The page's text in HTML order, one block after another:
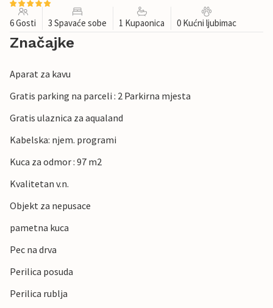
6 Gosti 3 Spavaće sobe 1 Kupaonica 0 Kućni ljubimac
Značajke
Aparat za kavu
Gratis parking na parceli : 2 Parkirna mjesta
Gratis ulaznica za aqualand
Kabelska: njem. programi
Kuca za odmor : 97 m2
Kvalitetan v.n.
Objekt za nepusace
pametna kuca
Pec na drva
Perilica posuda
Perilica rublja